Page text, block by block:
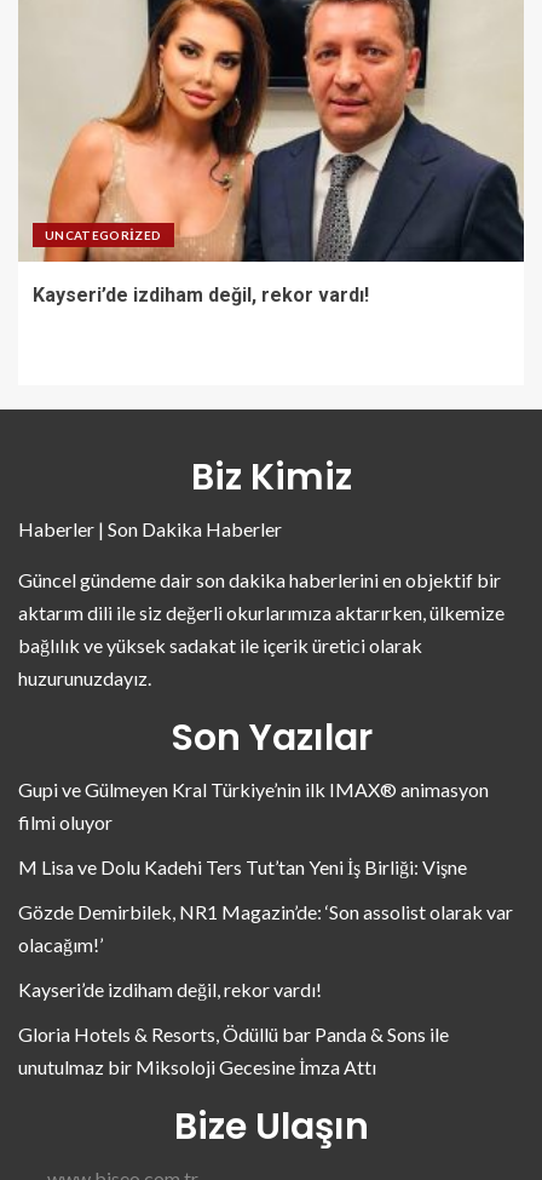
UNCATEGORIZED
Kayseri’de izdiham değil, rekor vardı!
Biz Kimiz
Haberler | Son Dakika Haberler
Güncel gündeme dair son dakika haberlerini en objektif bir
aktarım dili ile siz değerli okurlarımıza aktarırken, ülkemize
bağlılık ve yüksek sadakat ile içerik üretici olarak
huzurunuzdayız.
Son Yazılar
Gupi ve Gülmeyen Kral Türkiye’nin ilk IMAX® animasyon
filmi oluyor
M Lisa ve Dolu Kadehi Ters Tut’tan Yeni İş Birliği: Vişne
Gözde Demirbilek, NR1 Magazin’de: ‘Son assolist olarak var
olacağım!’
Kayseri’de izdiham değil, rekor vardı!
Gloria Hotels & Resorts, Ödüllü bar Panda & Sons ile
unutulmaz bir Miksoloji Gecesine İmza Attı
Bize Ulaşın